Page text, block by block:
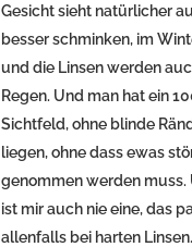
Gesicht sieht natürlicher
besser schminken, im
und die Linsen werden
Regen. Und man hat ein
Sichtfeld, ohne blinde
liegen, ohne dass ewas
genommen werden
ist mir auch nie eine, das
allenfalls bei harten